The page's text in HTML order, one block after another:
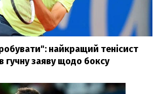
найкращий тенісист
гучну заяву щодо боксу